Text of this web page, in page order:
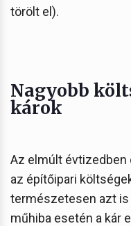
törölt el).
Nagyobb
károk
Az elmúlt
az építőipari
természetesen azt is
műhiba esetén a kár